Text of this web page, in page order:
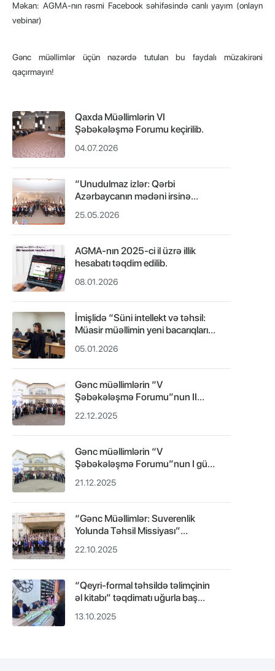
Məkan: AGMA-nın rəsmi Facebook səhifəsində canlı yayım (onlayn
vebinar)
Gənc müəllimlər üçün nəzərdə tutulan bu faydalı müzakirəni
qaçırmayın!
Qaxda Müəllimlərin VI
Şəbəkələşmə Forumu keçirilib.
04.07.2026
“Unudulmaz izlər: Qərbi
Azərbaycanın mədəni irsinə
mədəniyyət gecəsi keçirilib.
25.05.2026
AGMA-nın 2025-ci il üzrə illik
hesabatı təqdim edilib.
08.01.2026
İmişlidə “Süni intellekt və təhsil:
Müasir müəllimin yeni bacarıqları”
05.01.2026
Gənc müəllimlərin “V
Şəbəkələşmə Forumu”nun II
22.12.2025
Gənc müəllimlərin “V
Şəbəkələşmə Forumu”nun I günü
21.12.2025
“Gənc Müəllimlər: Suverenlik
Yolunda Təhsil Missiyası”
şəhərində keçirilib.
22.10.2025
“Qeyri-formal təhsildə təlimçinin
əl kitabı” təqdimatı uğurla baş
13.10.2025